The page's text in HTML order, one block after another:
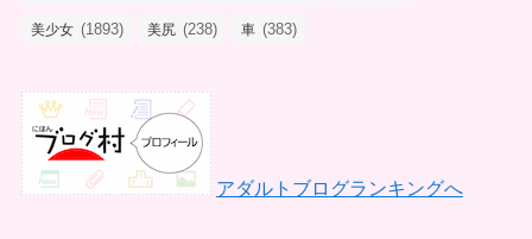
美少女 (1893) 美尻 (238) 車 (383)
アダルトブログランキングへ